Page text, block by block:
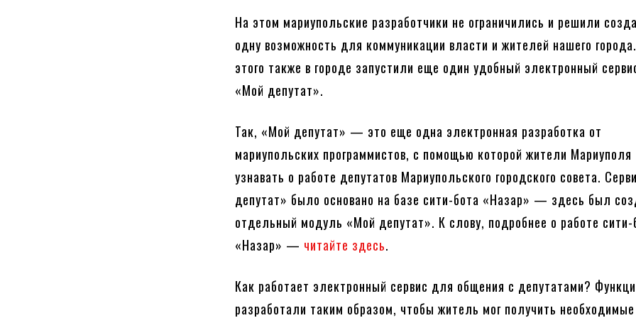
На этом мариупольские разработчики не ограничились и решили
одну возможность для коммуникации власти и жителей нашего
этого также в городе запустили еще один удобный электронный
«Мой депутат».
Так, «Мой депутат» — это еще одна электронная разработка от
мариупольских программистов, с помощью которой жители Мариуполя
узнавать о работе депутатов Мариупольского городского совета.
депутат» было основано на базе сити-бота «Назар» — здесь был
отдельный модуль «Мой депутат». К слову, подробнее о работе сити-
«Назар» — читайте здесь.
Как работает электронный сервис для общения с депутатами?
разработали таким образом, чтобы житель мог получить